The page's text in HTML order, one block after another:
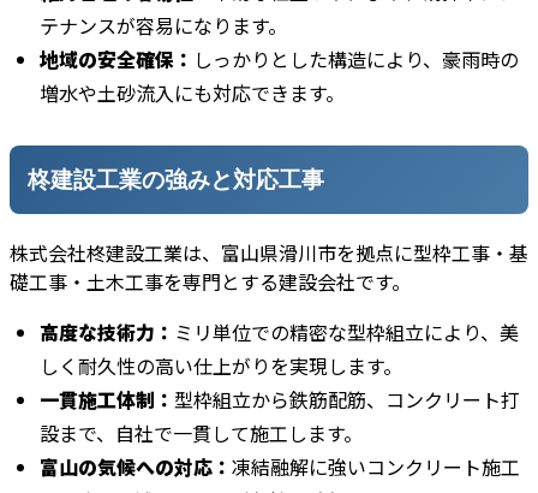
テナンスが容易になります。
地域の安全確保： しっかりとした構造により、豪雨時の
増水や土砂流入にも対応できます。
柊建設工業の強みと対応工事
株式会社柊建設工業は、富山県滑川市を拠点に型枠工事・基
礎工事・土木工事を専門とする建設会社です。
高度な技術力： ミリ単位での精密な型枠組立により、美
しく耐久性の高い仕上がりを実現します。
一貫施工体制： 型枠組立から鉄筋配筋、コンクリート打
設まで、自社で一貫して施工します。
富山の気候への対応： 凍結融解に強いコンクリート施工